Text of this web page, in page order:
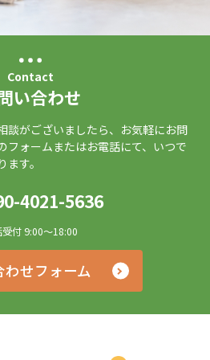
Contact
い合わせ
談がございましたら、お気軽にお問
フォームまたはお電話にて、いつで
す。
4021-5636
受付 9:00～18:00
わせフォーム